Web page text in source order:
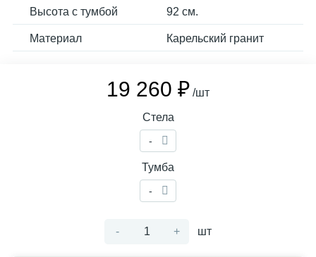
Высота с тумбой 92 см.
Материал Карельский гранит
19 260 ₽ /шт
Стела
-
Тумба
-
- + шт